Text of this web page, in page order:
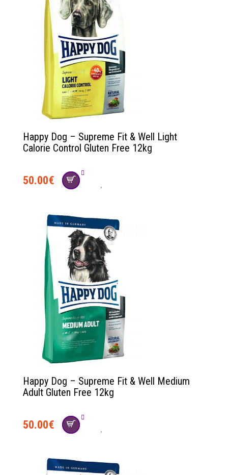
Happy Dog – Supreme Fit & Well Light
Calorie Control Gluten Free 12kg
50.00€
Happy Dog – Supreme Fit & Well Medium
Adult Gluten Free 12kg
50.00€